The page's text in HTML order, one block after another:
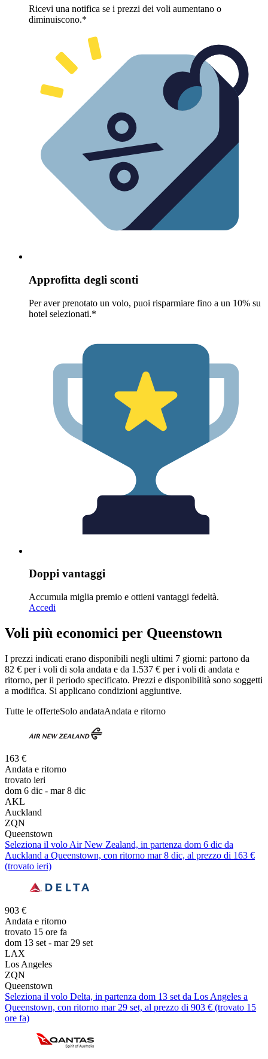
Ricevi una notifica se i prezzi dei voli aumentano o
diminuiscono.*
Approfitta degli sconti
Per aver prenotato un volo, puoi risparmiare fino a un 10% su
hotel selezionati.*
Doppi vantaggi
Accumula miglia premio e ottieni vantaggi fedeltà.
Accedi
Voli più economici per Queenstown
I prezzi indicati erano disponibili negli ultimi 7 giorni: partono da
82 € per i voli di sola andata e da 1.537 € per i voli di andata e
ritorno, per il periodo specificato. Prezzi e disponibilità sono soggetti
a modifica. Si applicano condizioni aggiuntive.
Tutte le offerteSolo andataAndata e ritorno
163 €
Andata e ritorno
trovato ieri
dom 6 dic - mar 8 dic
AKL
Auckland
ZQN
Queenstown
Seleziona il volo Air New Zealand, in partenza dom 6 dic da
Auckland a Queenstown, con ritorno mar 8 dic, al prezzo di 163 €
(trovato ieri)
903 €
Andata e ritorno
trovato 15 ore fa
dom 13 set - mar 29 set
LAX
Los Angeles
ZQN
Queenstown
Seleziona il volo Delta, in partenza dom 13 set da Los Angeles a
Queenstown, con ritorno mar 29 set, al prezzo di 903 € (trovato 15
ore fa)